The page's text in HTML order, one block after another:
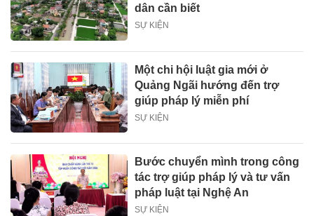
dân cần biết
SỰ KIỆN
Một chi hội luật gia mới ở
Quảng Ngãi hướng đến trợ
giúp pháp lý miễn phí
SỰ KIỆN
Bước chuyển mình trong công
tác trợ giúp pháp lý và tư vấn
pháp luật tại Nghệ An
SỰ KIỆN